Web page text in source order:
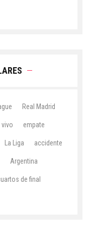
Real Madrid
empate
La Liga accidente
Argentina
de final